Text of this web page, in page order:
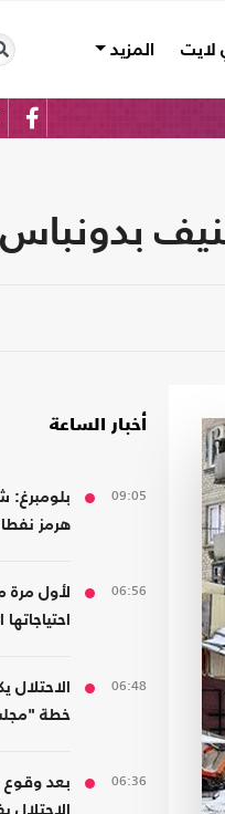
لايت المزيد
بدونباس
أخبار الساعة
09:05
بلومبرغ:
هرمز
06:56
لأول مرة
06:48
خطة
06:36